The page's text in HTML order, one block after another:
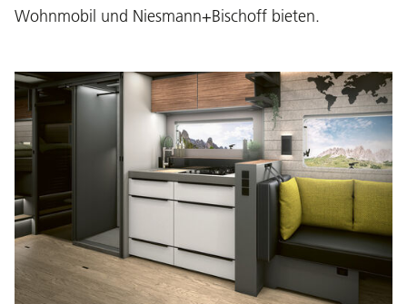
Wohnmobil und Niesmann+Bischoff bieten.